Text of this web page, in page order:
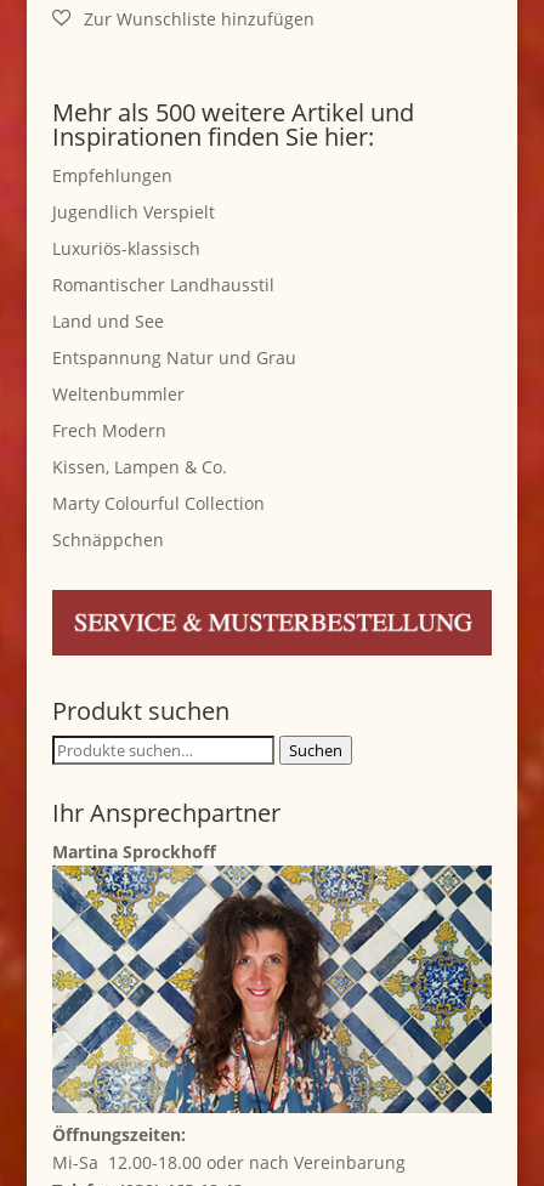
Mehr als 500 weitere Artikel und
Inspirationen finden Sie hier:
Empfehlungen
Jugendlich Verspielt
Luxuriös-klassisch
Romantischer Landhausstil
Land und See
Entspannung Natur und Grau
Weltenbummler
Frech Modern
Kissen, Lampen & Co.
Marty Colourful Collection
Schnäppchen
Produkt suchen
Suche
Suchen
Ihr Ansprechpartner
Martina Sprockhoff
Öffnungszeiten:
Mi-Sa 12.00-18.00 oder nach Vereinbarung